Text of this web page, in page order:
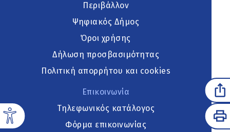
Περιβάλλον
Ψηφιακός Δήμος
Όροι χρήσης
Δήλωση προσβασιμότητας
Πολιτική απορρήτου και cookies
Επικοινωνία
Τηλεφωνικός κατάλογος
Φόρμα επικοινωνίας